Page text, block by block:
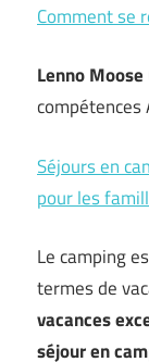
Comment se
Lenno Moose
compétences
Séjours en
pour les
Le camping
termes de
vacances
séjour en